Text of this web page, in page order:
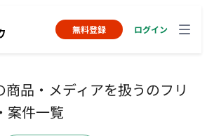
無料登録 ログイン
品・メディアを扱うのフリ
案件一覧